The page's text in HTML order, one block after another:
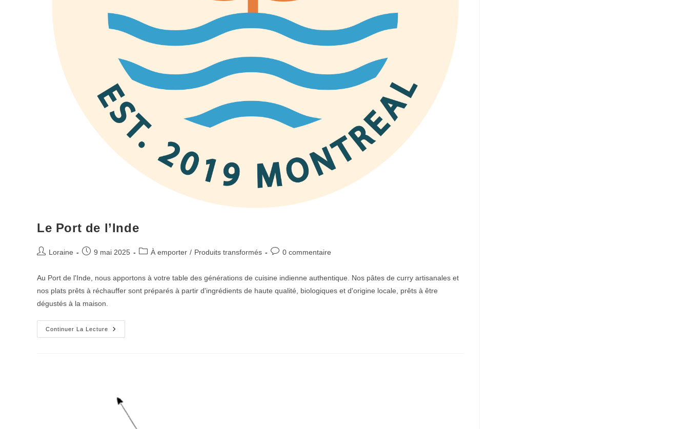
Le Port de l’Inde
PostLoraine
Post9 mai 2025
PostÀ emporter / Produits transformés
Post0 commentaire
Au Port de l'Inde, nous apportons à votre table des générations de cuisine indienne authentique. Nos pâtes de curry artisanales et
nos plats prêts à réchauffer sont préparés à partir d'ingrédients de haute qualité, biologiques et d'origine locale, prêts à être
dégustés à la maison.
Continuer La Lecture
Le
Port